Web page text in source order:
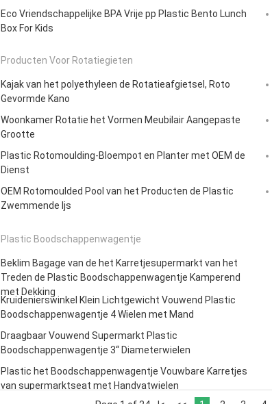
Eco Vriendschappelijke BPA Vrije pp Plastic Bento Lunch
Box For Kids
Producten Voor Rotatiegieten
Kajak van het polyethyleen de Rotatieafgietsel, Roto
Gevormde Kano
Woonkamer Rotatie het Vormen Meubilair Aangepaste
Grootte
Plastic Rotomoulding-Bloempot en Planter met OEM de
Dienst
OEM Rotomoulded Pool van het Producten de Plastic
Zwemmende Ijs
Plastic Boodschappenwagentje
Beklim Bagage van de het Karretjesupermarkt van het
Treden de Plastic Boodschappenwagentje Kamperend
met Dekking
Kruidenierswinkel Klein Lichtgewicht Vouwend Plastic
Boodschappenwagentje 4 Wielen met Mand
Draagbaar Vouwend Supermarkt Plastic
Boodschappenwagentje 3“ Diameterwielen
Plastic het Boodschappenwagentje Vouwbare Karretjes
van supermarktseat met Handvatwielen